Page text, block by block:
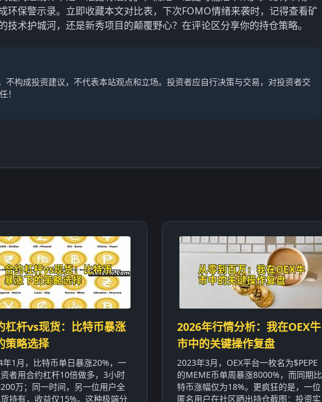
环保警示录。立即收藏本文对比表，下次FOMO情绪来袭时，记得查看矿
术护城河，还是新秀项目的颠覆野心？在评论区分享你的持仓策略。
不构成投资建议，不代表本站观点和立场。投资者应自行决策与交易，对投资者交
！
杠杆vs现货：比特币暴涨
策略选择
年1月，比特币单日暴涨20%，一
者用合约杠杆10倍做多，3小时
万；同一时间，另一位用户全
持有，收益仅15%。这种极端分
2026年行情分析：我在OEX牛
市中的关键操作复盘
2023年3月，OEX平台一枚名为$PEPE
的MEME币单周暴涨8000%，而同期比
特币涨幅仅为18%。更疯狂的是，一位
匿名用户在社区晒出持仓截图：投资实